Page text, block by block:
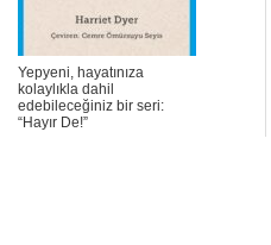
Yepyeni, hayatınıza
kolaylıkla dahil
edebileceğiniz bir seri:
“Hayır De!”